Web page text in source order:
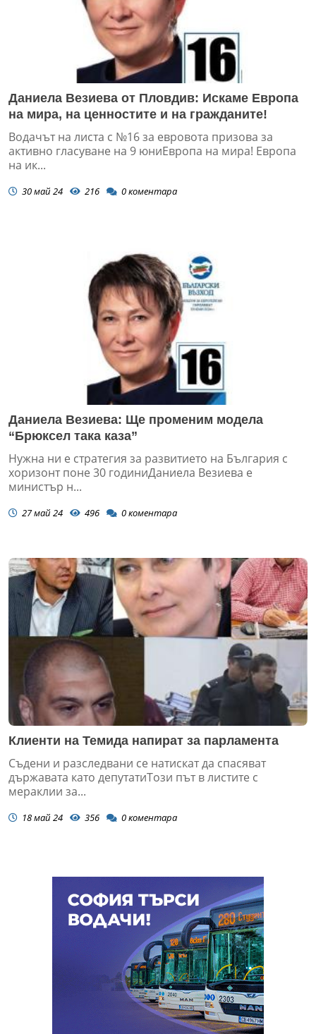
Даниела Везиева от Пловдив: Искаме Европа
на мира, на ценностите и на гражданите!
Водачът на листа с №16 за евровота призова за
активно гласуване на 9 юниЕвропа на мира! Европа
на ик...
30 май 24 216 0коментара
Даниела Везиева: Ще променим модела
“Брюксел така каза”
Нужна ни е стратегия за развитието на България с
хоризонт поне 30 годиниДаниела Везиева е
министър н...
27 май 24 496 0коментара
Клиенти на Темида напират за парламента
Съдени и разследвани се натискат да спасяват
държавата като депутатиТози път в листите с
мераклии за...
18 май 24 356 0коментара